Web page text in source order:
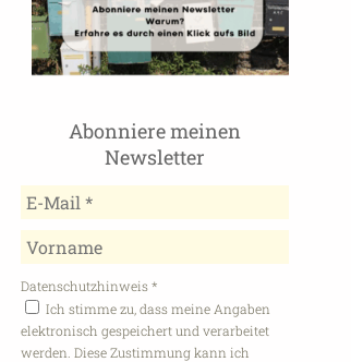
Abonniere meinen
Newsletter
Datenschutzhinweis*
Ich stimme zu, dass meine Angaben
elektronisch gespeichert und verarbeitet
werden. Diese Zustimmung kann ich